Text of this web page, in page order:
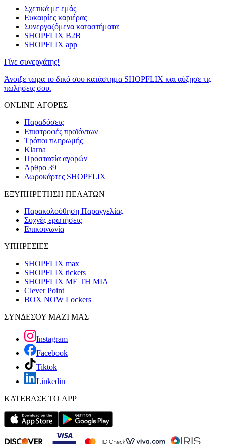
Σχετικά με εμάς
Ευκαιρίες καριέρας
Συνεργαζόμενα καταστήματα
SHOPFLIX B2B
SHOPFLIX app
Γίνε συνεργάτης!
Άνοιξε τώρα το δικό σου κατάστημα SHOPFLIX και αύξησε τις
πωλήσεις σου.
ONLINE ΑΓΟΡΕΣ
Παραδόσεις
Επιστροφές προϊόντων
Τρόποι πληρωμής
Klarna
Προστασία αγορών
Άρθρο 39
Δωροκάρτες SHOPFLIX
ΕΞΥΠΗΡΕΤΗΣΗ ΠΕΛΑΤΩΝ
Παρακολούθηση Παραγγελίας
Συχνές ερωτήσεις
Επικοινωνία
ΥΠΗΡΕΣΙΕΣ
SHOPFLIX max
SHOPFLIX tickets
SHOPFLIX ΜΕ ΤΗ ΜΙΑ
Clever Point
BOX NOW Lockers
ΣΥΝΔΕΣΟΥ ΜΑΖΙ ΜΑΣ
Instagram
Facebook
Tiktok
Linkedin
ΚΑΤΕΒΑΣΕ ΤΟ APP